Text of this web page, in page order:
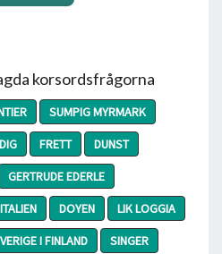
korsordsfrågorna
SUMPIG MYRMARK
FRETT
DUNST
GERTRUDE EDERLE
DOYEN
LIK LOGGIA
I FINLAND
SINGER